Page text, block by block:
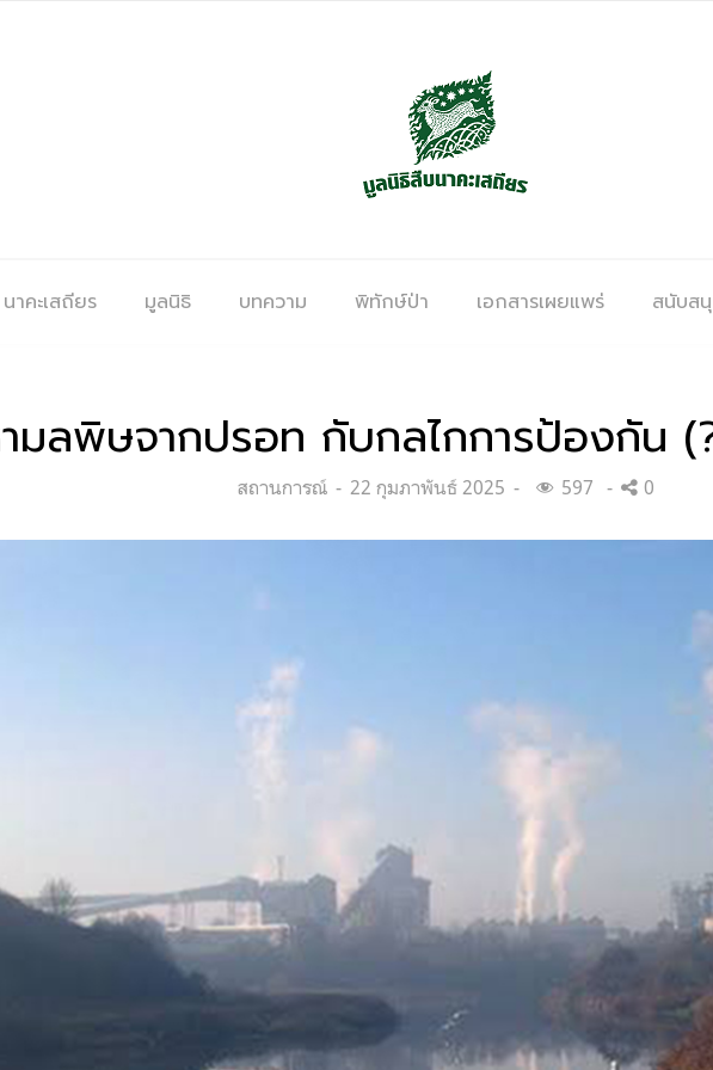
าคะเสถียร มูลนิธิ บทความ พิทักษ์ป่า เอกสารเผยแพร่ สนับส
ลพิษจากปรอท กับกลไกการป้องกัน
Categories:
สถานการณ์
Posted
22 กุมภาพันธ์ 2025 597 0